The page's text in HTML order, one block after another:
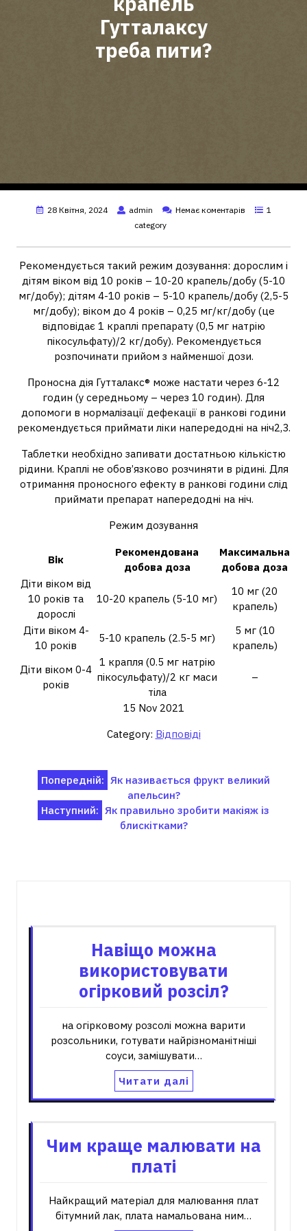
Гутталаксу
треба пити?
28 Квітня, 2024 admin Немає коментарів
1
category
Рекомендується такий режим дозування: дорослим і
дітям віком від 10 років – 10-20 крапель/добу (5-10
мг/добу); дітям 4-10 років – 5-10 крапель/добу (2,5-5
мг/добу); віком до 4 років – 0,25 мг/кг/добу (це
відповідає 1 краплі препарату (0,5 мг натрію
пікосульфату)/2 кг/добу). Рекомендується
розпочинати прийом з найменшої дози.
Проносна дія Гутталакс® може настати через 6-12
годин (у середньому – через 10 годин). Для
допомоги в нормалізації дефекації в ранкові години
рекомендується приймати ліки напередодні на ніч2,3.
Таблетки необхідно запивати достатньою кількістю
рідини. Краплі не обов’язково розчиняти в рідині. Для
отримання проносного ефекту в ранкові години слід
приймати препарат напередодні на ніч.
Режим дозування
Вік
Рекомендована
добова доза
Максимальна
добова доза
Діти віком від
10 років та
дорослі
10-20 крапель (5-10 мг)
10 мг (20
крапель)
Діти віком 4-
10 років
5-10 крапель (2.5-5 мг)
5 мг (10
крапель)
Діти віком 0-4
років
1 крапля (0.5 мг натрію
пікосульфату)/2 кг маси
тіла
–
15 Nov 2021
Category: Відповіді
Навігація
записів
Попередній: Як називається фрукт великий
апельсин?
Наступний: Як правильно зробити макіяж із
блискітками?
Навіщо можна
використовувати
огірковий розсіл?
на огірковому розсолі можна варити
розсольники, готувати найрізноманітніші
соуси, замішувати…
Читати далі
Чим краще малювати на
платі
Найкращий матеріал для малювання плат
бітумний лак, плата намальована ним…